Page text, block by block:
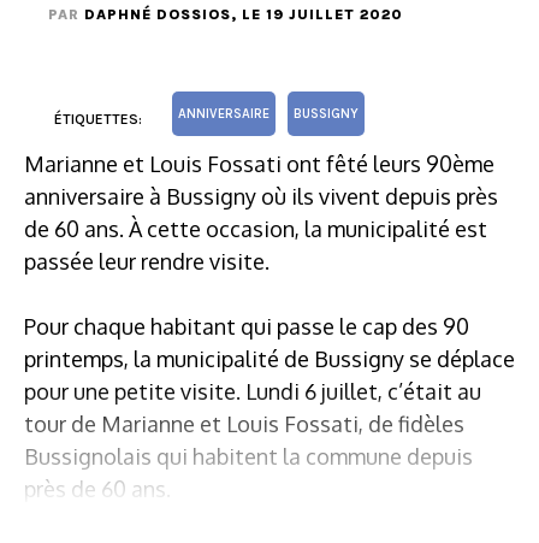
PAR DAPHNÉ DOSSIOS, LE 19 JUILLET 2020
ÉTIQUETTES: ANNIVERSAIRE BUSSIGNY
Marianne et Louis Fossati ont fêté leurs 90ème
anniversaire à Bussigny où ils vivent depuis près
de 60 ans. À cette occasion, la municipalité est
passée leur rendre visite.
Pour chaque habitant qui passe le cap des 90
printemps, la municipalité de Bussigny se déplace
pour une petite visite. Lundi 6 juillet, c’était au
tour de Marianne et Louis Fossati, de fidèles
Bussignolais qui habitent la commune depuis
près de 60 ans.